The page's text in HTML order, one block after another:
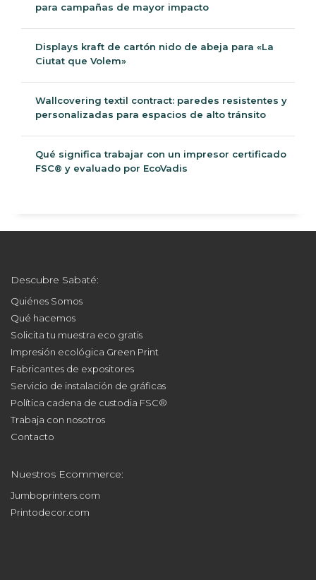
para campañas de mayor impacto
Displays kraft de cartón nido de abeja para «La
Ciutat que Volem»
Wallcovering textil contract: paredes resistentes y
personalizadas para espacios de alto tránsito
Qué significa trabajar con un impresor certificado
FSC® y evaluado por EcoVadis
Descubre Sabaté:
Quiénes Somos
Qué hacemos
Solicita tu muestra eco gratis
Impresión ecológica Green Print
Fabricantes de expositores
Servicio de instalación de gráficas
Política cadena de custodia FSC®
Trabaja con nosotros
Contacto
Nuestros Ecommerce:
Jumboprinters.com
Printodecor.com